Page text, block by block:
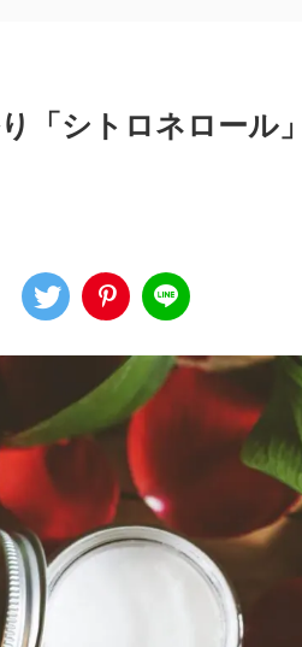
「シトロネロール